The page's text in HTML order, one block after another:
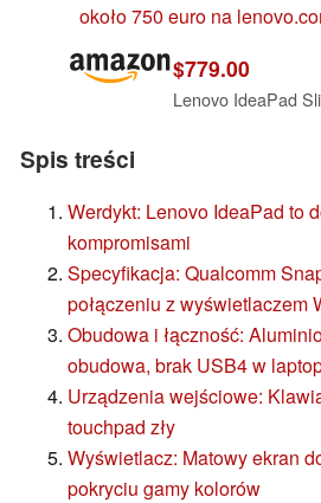
około 750 euro na
$779.00
Spis treści
Werdykt: Lenovo IdeaPad to
kompromisami
Specyfikacja: Qualcomm
połączeniu z wyświetlaczem
Obudowa i łączność:
obudowa, brak USB4 w
Urządzenia wejściowe:
touchpad zły
Wyświetlacz: Matowy ekran
pokryciu gamy kolorów